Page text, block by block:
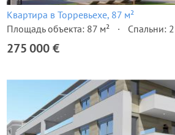
Квартира в Торревьехе, 87 м²
Площадь объекта: 87 м²
Спальни: 2
275 000 €